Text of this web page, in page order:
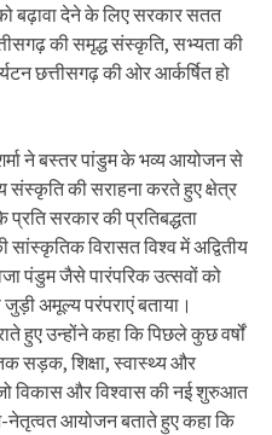
बढ़ावा देने के लिए सरकार सतत
की समृद्ध संस्कृति, सभ्यता की
छत्तीसगढ़ की ओर आर्कर्षित हो
ने बस्तर पांडुम के भव्य आयोजन से
संस्कृति की सराहना करते हुए क्षेत्र
सरकार की प्रतिबद्धता
सांस्कृतिक विरासत विश्व में अद्वितीय
पंडुम जैसे पारंपरिक उत्सवों को
अमूल्य परंपराएं बताया।
हुए उन्होंने कहा कि पिछले कुछ वर्षों
सड़क, शिक्षा, स्वास्थ्य और
विकास और विश्वास की नई शुरुआत
नेतृत्वत आयोजन बताते हुए कहा कि